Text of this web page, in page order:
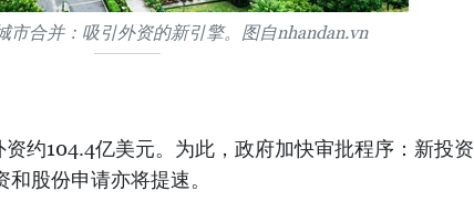
市合并：吸引外资的新引擎。图自nhandan.vn
约104.4亿美元。为此，政府加快审批程序：新投资
股份申请亦将提速。